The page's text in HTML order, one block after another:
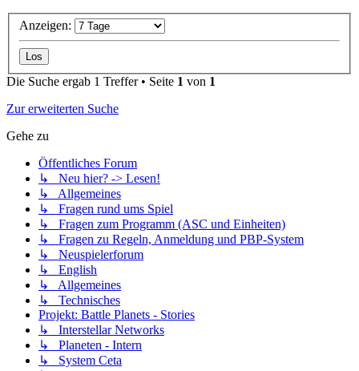
Anzeigen:
Die Suche ergab 1 Treffer • Seite 1 von 1
Zur erweiterten Suche
Gehe zu
Öffentliches Forum
↳ Neu hier? -> Lesen!
↳ Allgemeines
↳ Fragen rund ums Spiel
↳ Fragen zum Programm (ASC und Einheiten)
↳ Fragen zu Regeln, Anmeldung und PBP-System
↳ Neuspielerforum
↳ English
↳ Allgemeines
↳ Technisches
Projekt: Battle Planets - Stories
↳ Interstellar Networks
↳ Planeten - Intern
↳ System Ceta